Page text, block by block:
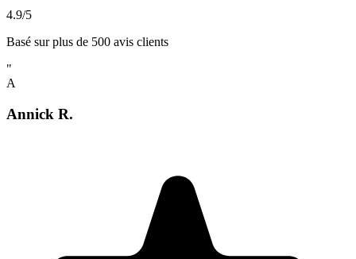
4.9/5
Basé sur plus de 500 avis clients
"
A
Annick R.